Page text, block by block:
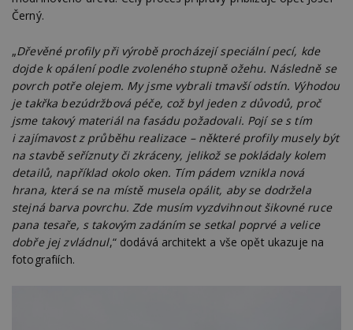
Černý.
„Dřevěné profily při výrobě procházejí speciální pecí, kde
dojde k opálení podle zvoleného stupně ožehu. Následně se
povrch potře olejem. My jsme vybrali tmavší odstín. Výhodou
je takřka bezúdržbová péče, což byl jeden z důvodů, proč
jsme takový materiál na fasádu požadovali. Pojí se s tím
i zajímavost z průběhu realizace – některé profily musely být
na stavbě seříznuty či zkráceny, jelikož se pokládaly kolem
detailů, například okolo oken. Tím pádem vznikla nová
hrana, která se na místě musela opálit, aby se dodržela
stejná barva povrchu. Zde musím vyzdvihnout šikovné ruce
pana tesaře, s takovým zadáním se setkal poprvé a velice
dobře jej zvládnul,“ dodává architekt a vše opět ukazuje na
fotografiích.